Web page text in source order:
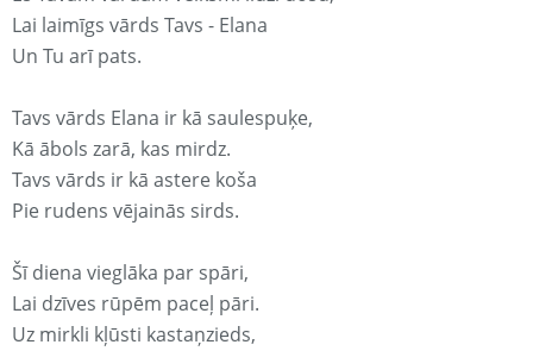
Lai laimīgs vārds Tavs - Elana
Un Tu arī pats.
Tavs vārds Elana ir kā saulespuķe,
Kā ābols zarā, kas mirdz.
Tavs vārds ir kā astere koša
Pie rudens vējainās sirds.
Šī diena vieglāka par spāri,
Lai dzīves rūpēm paceļ pāri.
Uz mirkli kļūsti kastaņzieds,